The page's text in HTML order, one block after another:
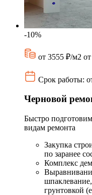
-10%
от 3555 ₽/м2
Срок работы:
Черновой
Быстро
видам ремонта
Закупка
по заранее
Комплекс
грунтовкой